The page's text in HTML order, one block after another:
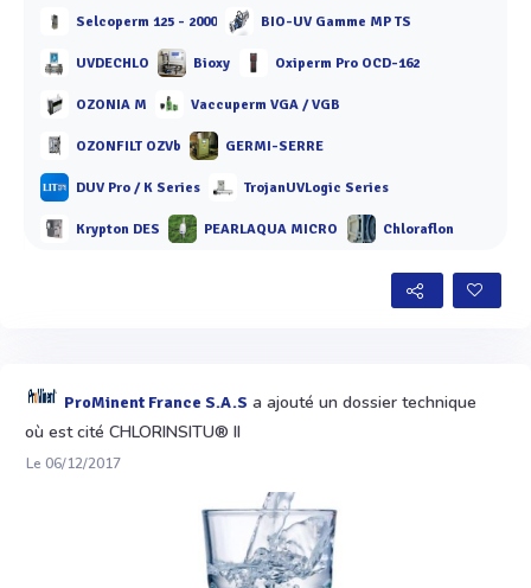
Selcoperm 125 - 2000 BIO-UV Gamme MP TS
UVDECHLO Bioxy Oxiperm Pro OCD-162
OZONIA M Vaccuperm VGA / VGB
OZONFILT OZVb GERMI-SERRE
DUV Pro / K Series TrojanUVLogic Series
Krypton DES PEARLAQUA MICRO Chloraflon
ProMinent France S.A.S a ajouté un dossier technique
où est cité CHLORINSITU® II
Le 06/12/2017